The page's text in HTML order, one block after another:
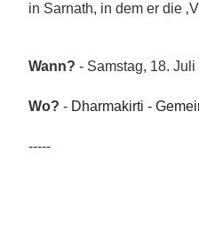
in Sarnath, in dem er die
Wann? - Samstag, 18.
Wo? - Dharmakirti -
-----